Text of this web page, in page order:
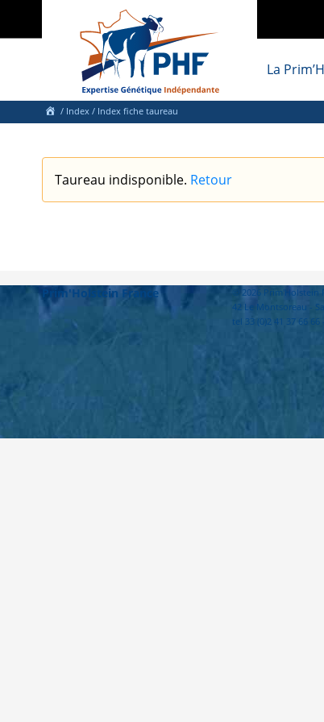
La
/ Index / Index fiche taureau
Taureau indisponible. Retour
Prim'Holstein France © 2026 Prim'Holstein
42 Le Montsoreau -
tel 33 (0)2 41 37 66